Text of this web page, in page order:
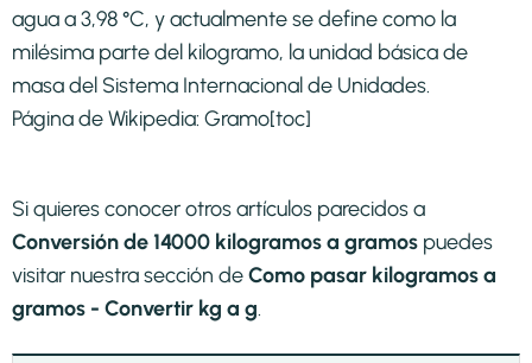
agua a 3,98 °C, y actualmente se define como la
milésima parte del kilogramo, la unidad básica de
masa del Sistema Internacional de Unidades.
Página de Wikipedia: Gramo[toc]
Si quieres conocer otros artículos parecidos a
Conversión de 14000 kilogramos a gramos puedes
visitar nuestra sección deComo pasar kilogramos a
gramos - Convertir kg a g.